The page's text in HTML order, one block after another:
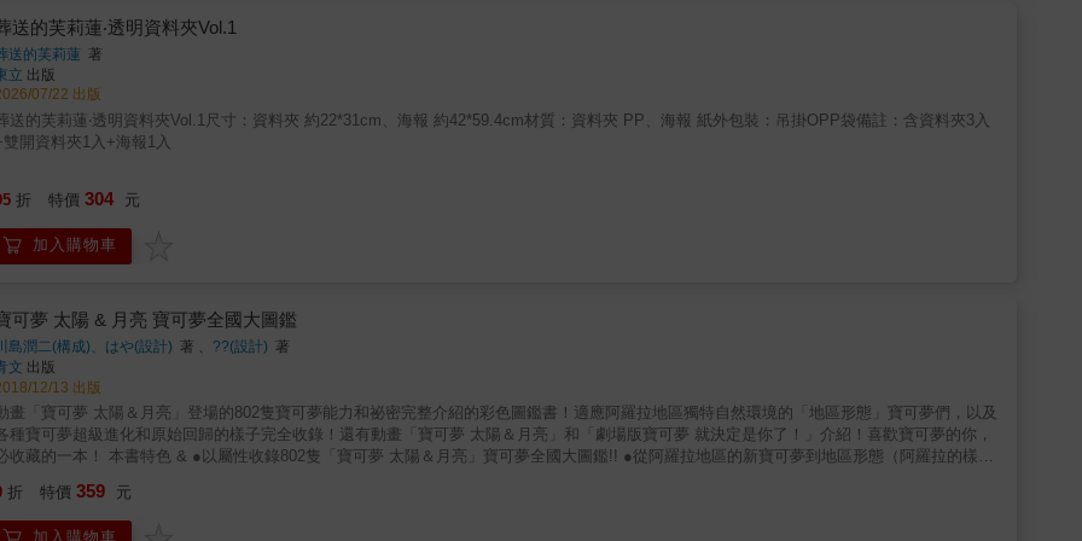
送的芙莉蓮‧透明資料夾Vol.1
送的芙莉蓮 著
立 出版
07/22 出版
送的芙莉蓮‧透明資料夾Vol.1尺寸：資料夾 約22*31cm、海報 約42*59.4cm材質：資料夾 PP、海報 紙外包裝：吊掛OPP袋備註：含資料夾3入
雙開資料夾1入+海報1入
折 特價 304 元
加入購物車
寶可夢 太陽 & 月亮 寶可夢全國大圖鑑
島潤二(構成)、はや(設計) 著 、 ??(設計) 著
文 出版
12/13 出版
畫「寶可夢 太陽＆月亮」登場的802隻寶可夢能力和祕密完整介紹的彩色圖鑑書！適應阿羅拉地區獨特自然環境的「地區形態」寶可夢們，以及
種寶可夢超級進化和原始回歸的樣子完全收錄！還有動畫「寶可夢 太陽＆月亮」和「劇場版寶可夢 就決定是你了！」介紹！喜歡寶可夢的你，
！ 本書特色 & ●以屬性收錄802隻「寶可夢 太陽＆月亮」寶可夢全國大圖鑑!! ●從阿羅拉地區的新寶可夢到地區形態（阿羅拉的樣
折 特價 359 元
加入購物車